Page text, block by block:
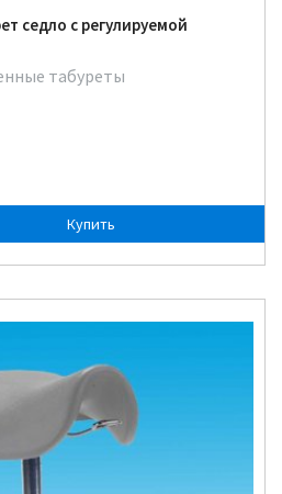
седло с регулируемой
табуреты